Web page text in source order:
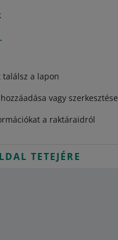
a lapon
vagy szerkesztése
a raktáraidról
TETEJÉRE